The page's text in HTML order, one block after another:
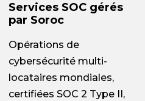
Services SOC gérés
par Soroc
Opérations de
cybersécurité multi-
locataires mondiales,
certifiées SOC 2 Type II,